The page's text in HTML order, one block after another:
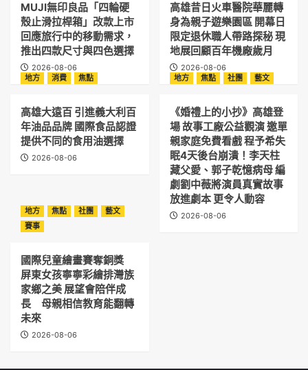
MUJI無印良品「四輪硬
殼止滑拉桿箱」改款上市
回應旅行中的移動需求，
推出四款尺寸與四色選擇
2026-08-06
高雄昔日火車醫院華麗轉
身為親子遊樂園區 開幕日
限定退休職人帶路探秘 現
地展回顧百年機廠歲月
2026-08-06
地方
消費 焦點
高雄大遠百 引進義大利百
年油品品牌 國際食品認證
提供不同的食用油選擇
2026-08-06
地方 焦點 社團 藝文
《婚禮上的小抄》高雄登
場 故事工廠公益觀演 邀單
親家庭免費看戲 程予希失
眠4天後台崩潰！李天柱
藏父愛、郭子乾憶病母 編
劇劉中薇將演員真實故事
放進劇本 更令人動容
2026-08-06
地方 焦點 社團
藝文
賽事
國際兒童繪畫賽奪銅獎
屏東女孩寧寧彩繪排灣族
家鄉之美 展望會陪伴成
長 母親相信教育能翻轉
未來
2026-08-06